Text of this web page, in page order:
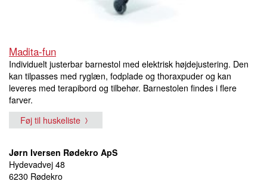
Madita-fun
Individuelt justerbar barnestol med elektrisk højdejustering. Den
kan tilpasses med ryglæn, fodplade og thoraxpuder og kan
leveres med terapibord og tilbehør. Barnestolen findes i flere
farver.
Føj til huskeliste
Jørn Iversen Rødekro ApS
Hydevadvej 48
6230 Rødekro